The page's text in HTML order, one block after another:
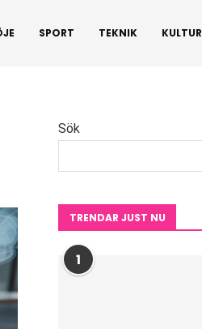
SPORT TEKNIK KULTUR
Sök
TRENDAR JUST NU
1